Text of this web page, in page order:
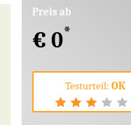
Preis ab
€ 0*
Testurteil: OK